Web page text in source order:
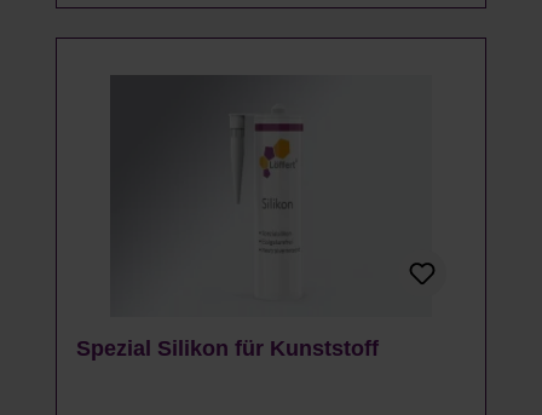
Spezial Silikon für Kunststoff